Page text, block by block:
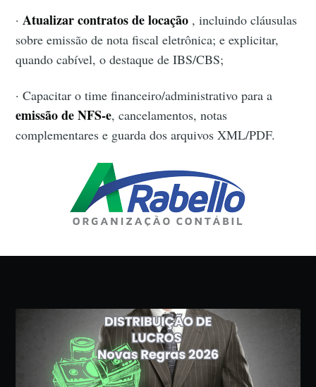
· Atualizar contratos de locação , incluindo cláusulas
sobre emissão de nota fiscal eletrônica; e explicitar,
quando cabível, o destaque de IBS/CBS;
· Capacitar o time financeiro/administrativo para a
emissão de NFS-e, cancelamentos, notas
complementares e guarda dos arquivos XML/PDF.